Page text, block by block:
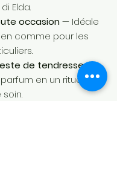
Elda.
occasion— Idéale
comme pour les
de tendresse—
en un rituel de